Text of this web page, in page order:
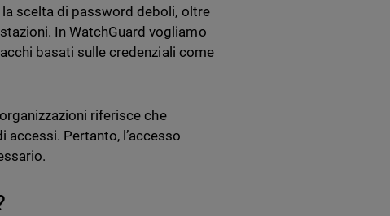
scelta di password deboli, oltre
In WatchGuard vogliamo
basati sulle credenziali come
riferisce che
accessi. Pertanto, l’accesso